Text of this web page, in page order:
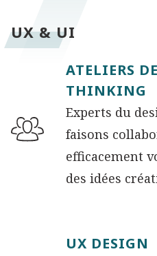
UX & UI
ATELIERS
THINKING
Experts du
faisons
efficacement
des idées
UX DESIGN